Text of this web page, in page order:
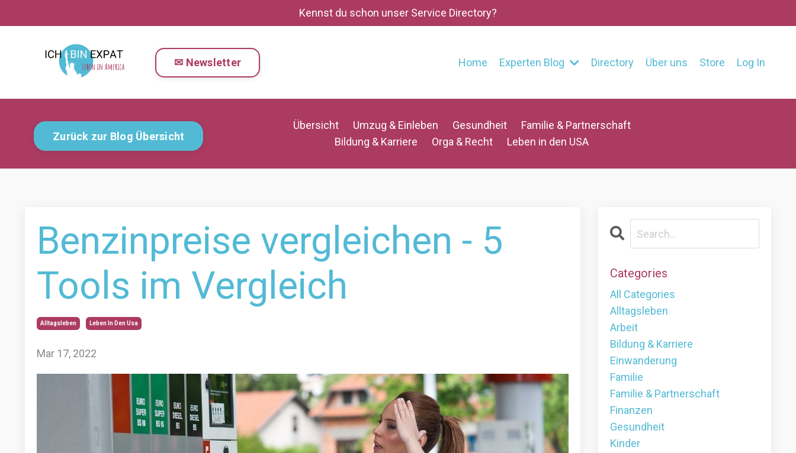
Kennst du schon unser Service Directory?
✉ Newsletter Home Experten Blog Directory Über uns Store Log In
Zurück zur Blog Übersicht
Übersicht Umzug & Einleben Gesundheit
Familie & Partnerschaft
Bildung & Karriere
Orga & Recht Leben in den USA
Benzinpreise vergleichen - 5
Tools im Vergleich
Alltagsleben Leben In Den Usa
Mar 17, 2022
Categories
All Categories
Alltagsleben
Arbeit
Bildung & Karriere
Einwanderung
Familie
Familie & Partnerschaft
Finanzen
Gesundheit
Kinder